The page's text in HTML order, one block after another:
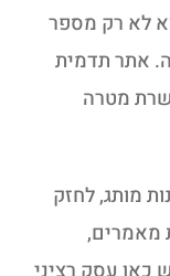
לא רק מספר
אתר תדמית
מטרה
מותג, לחזק
מאמרים,